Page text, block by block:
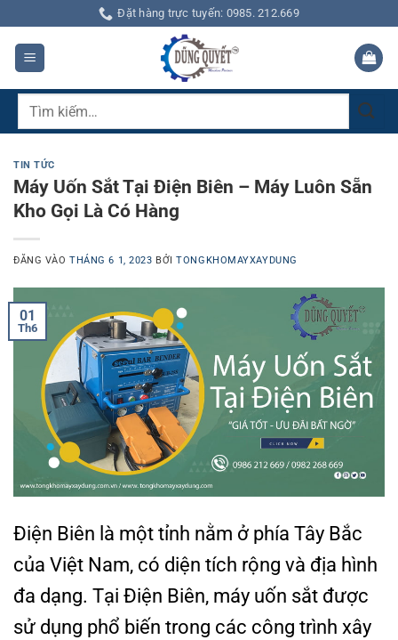
qua
dung
Đặt hàng trực tuyến: 0985. 212.669
Tìm
TIN TỨC
Máy Uốn Sắt Tại Điện Biên – Máy Luôn Sẵn
Kho Gọi Là Có Hàng
ĐĂNG VÀOTHÁNG 6 1, 2023 BỞITONGKHOMAYXAYDUNG
01
Th6
Điện Biên là một tỉnh nằm ở phía Tây Bắc
của Việt Nam, có diện tích rộng và địa hình
đa dạng. Tại Điện Biên, máy uốn sắt được
sử dụng phổ biến trong các công trình xây